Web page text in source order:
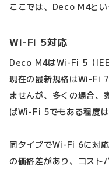
ここでは、Deco M4とい
Wi-Fi 5対応
Deco M4はWi-Fi 5（
現在の最新規格はWi-Fi
ませんが、多くの場合、
ばWi-Fi 5でもある程度は
同タイプでWi-Fi 6に対
の価格差があり、コスト